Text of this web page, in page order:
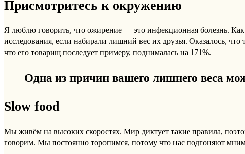
Присмотритесь к окружению
Я люблю говорить, что ожирение — это инфекционная болезнь.
исследования, если набирали лишний вес их друзья. Оказалось, что
что его товарищ последует примеру, поднималась на 171%.
Одна из причин вашего лишнего веса
Slow food
Мы живём на высоких скоростях. Мир диктует такие правила,
говорим. Мы постоянно торопимся, потому что нас подгоняют